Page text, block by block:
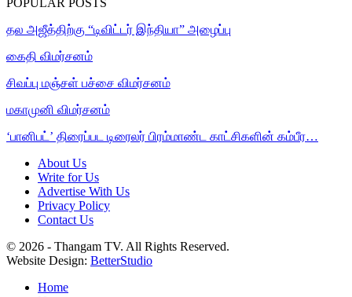
தல அஜீத்திற்கு “டிவிட்டர் இந்தியா” அழைப்பு
கைதி விமர்சனம்
சிவப்பு மஞ்சள் பச்சை விமர்சனம்
மகாமுனி விமர்சனம்
‘பானிபட்’ திரைப்பட டிரைலர் பிரம்மாண்ட காட்சிகளின் கம்பீர…
About Us
Write for Us
Advertise With Us
Privacy Policy
Contact Us
© 2026 - Thangam TV. All Rights Reserved.
Website Design: BetterStudio
Home